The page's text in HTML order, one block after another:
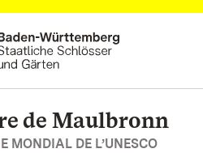
de Maulbronn
MONDIAL DE L’UNESCO